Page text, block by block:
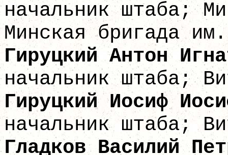
начальник штаба;
Минская бригада
Гируцкий
начальник штаба;
Гируцкий
начальник штаба;
Гладков